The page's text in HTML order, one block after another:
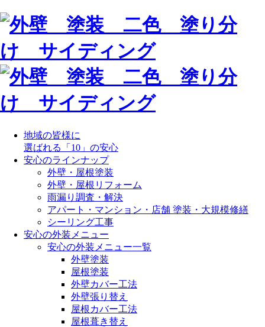
地域の皆様に
選ばれる「10」の安心
安心のラインナップ
外壁・屋根塗装
外壁・屋根リフォーム
雨漏り調査・解決
アパート・マンション・店舗 塗装・大規模修繕
シーリング工事
安心の外装メニュー
安心の外装メニュー一覧
外壁塗装
屋根塗装
外壁カバー工法
外壁張り替え
屋根カバー工法
屋根葺き替え